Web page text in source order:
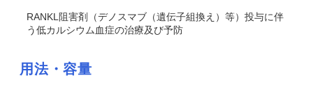
RANKL阻害剤（デノスマブ（遺伝子組換え）等）投与に伴
う低カルシウム血症の治療及び予防
用法・容量